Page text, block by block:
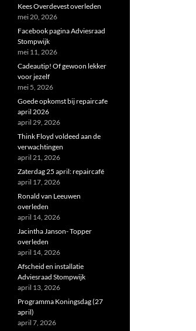
Kees Overdevest overleden
mei 20, 2026
Facebook pagina Adviesraad
Stompwijk
mei 11, 2026
Cadeautip! Of gewoon lekker
voor jezelf
mei 5, 2026
Goede opkomst bij repaircafe
april 2026
april 29, 2026
Think Floyd voldeed aan de
verwachtingen
april 21, 2026
Zaterdag 25 april: repaircafé
april 17, 2026
Ronald van Leeuwen
overleden
april 14, 2026
Jacintha Janson- Topper
overleden
april 14, 2026
Afscheid en installatie
Adviesraad Stompwijk
april 13, 2026
Programma Koningsdag (27
april)
april 7, 2026